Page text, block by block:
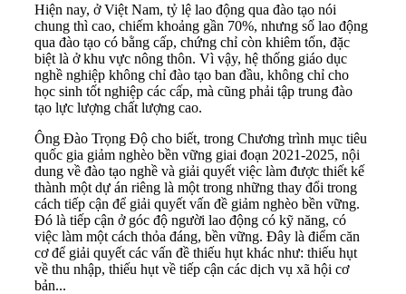
Hiện nay, ở Việt Nam, tỷ lệ lao động qua đào tạo nói
chung thì cao, chiếm khoảng gần 70%, nhưng số lao động
qua đào tạo có bằng cấp, chứng chỉ còn khiêm tốn, đặc
biệt là ở khu vực nông thôn. Vì vậy, hệ thống giáo dục
nghề nghiệp không chỉ đào tạo ban đầu, không chỉ cho
học sinh tốt nghiệp các cấp, mà cũng phải tập trung đào
tạo lực lượng chất lượng cao.
Ông Đào Trọng Độ cho biết, trong Chương trình mục tiêu
quốc gia giảm nghèo bền vững giai đoạn 2021-2025, nội
dung về đào tạo nghề và giải quyết việc làm được thiết kế
thành một dự án riêng là một trong những thay đổi trong
cách tiếp cận để giải quyết vấn đề giảm nghèo bền vững.
Đó là tiếp cận ở góc độ người lao động có kỹ năng, có
việc làm một cách thỏa đáng, bền vững. Đây là điểm căn
cơ để giải quyết các vấn đề thiếu hụt khác như: thiếu hụt
về thu nhập, thiếu hụt về tiếp cận các dịch vụ xã hội cơ
bản...